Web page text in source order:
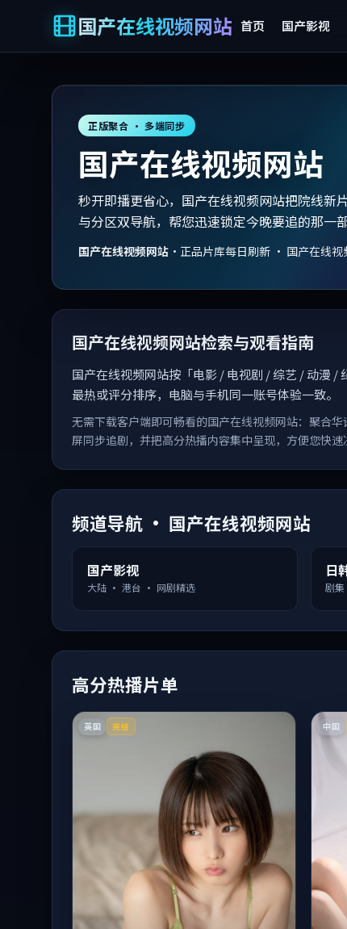
国产在线视频网站 首页 国产影视
正版聚合 · 多端同步
国产在线视频网站
秒开即播更省心，国产在线视频网站把院线新
与分区双导航，帮您迅速锁定今晚要追的那一部
国产在线视频网站 · 正品片库每日刷新 · 国产在线视
国产在线视频网站检索与观看指南
国产在线视频网站按「电影 / 电视剧 / 综艺 / 动漫 /
最热或评分排序，电脑与手机同一账号体验一致。
无需下载客户端即可畅看的国产在线视频网站：聚合
屏同步追剧，并把高分热播内容集中呈现，方便您快速
频道导航 · 国产在线视频网站
国产影视
大陆 · 港台 · 网剧精选
日
剧
高分热播片单
英国 完结 中国